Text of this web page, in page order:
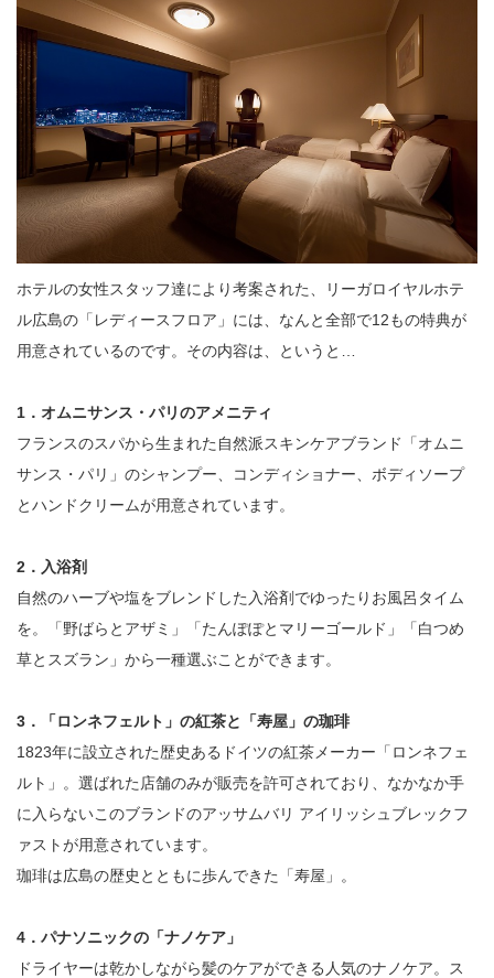
ホテルの女性スタッフ達により考案された、リーガロイヤルホテ
ル広島の「レディースフロア」には、なんと全部で12もの特典が
用意されているのです。その内容は、というと…
1．オムニサンス・パリのアメニティ
フランスのスパから生まれた自然派スキンケアブランド「オムニ
サンス・パリ」のシャンプー、コンディショナー、ボディソープ
とハンドクリームが用意されています。
2．入浴剤
自然のハーブや塩をブレンドした入浴剤でゆったりお風呂タイム
を。「野ばらとアザミ」「たんぽぽとマリーゴールド」「白つめ
草とスズラン」から一種選ぶことができます。
3．「ロンネフェルト」の紅茶と「寿屋」の珈琲
1823年に設立された歴史あるドイツの紅茶メーカー「ロンネフェ
ルト」。選ばれた店舗のみが販売を許可されており、なかなか手
に入らないこのブランドのアッサムバリ アイリッシュブレックフ
ァストが用意されています。
珈琲は広島の歴史とともに歩んできた「寿屋」。
4．パナソニックの「ナノケア」
ドライヤーは乾かしながら髪のケアができる人気のナノケア。ス